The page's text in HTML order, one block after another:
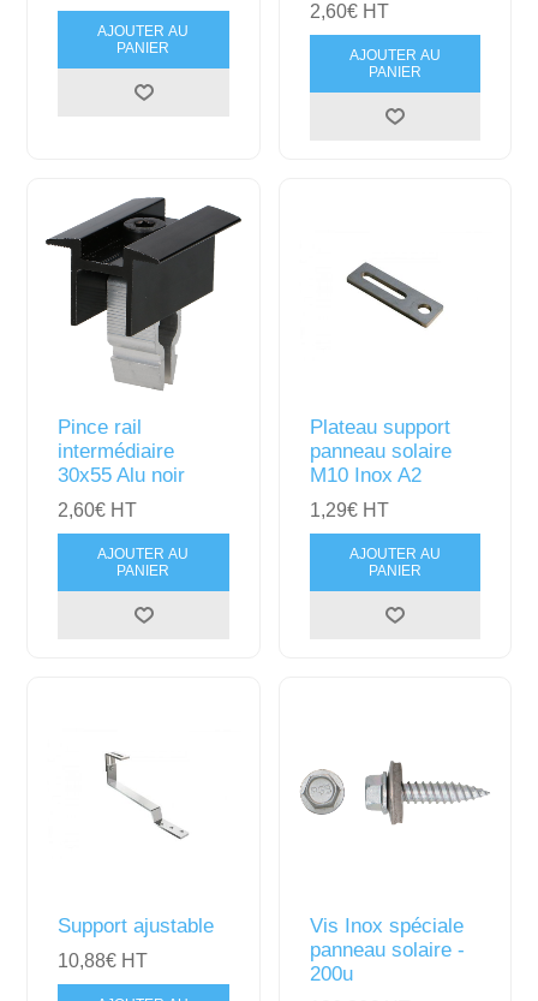
AJOUTER AU
PANIER
2,60€ HT
AJOUTER AU
PANIER
Pince rail
intermédiaire
30x55 Alu noir
2,60€ HT
AJOUTER AU
PANIER
Plateau support
panneau solaire
M10 Inox A2
1,29€ HT
AJOUTER AU
PANIER
Support ajustable
10,88€ HT
Vis Inox spéciale
panneau solaire -
200u